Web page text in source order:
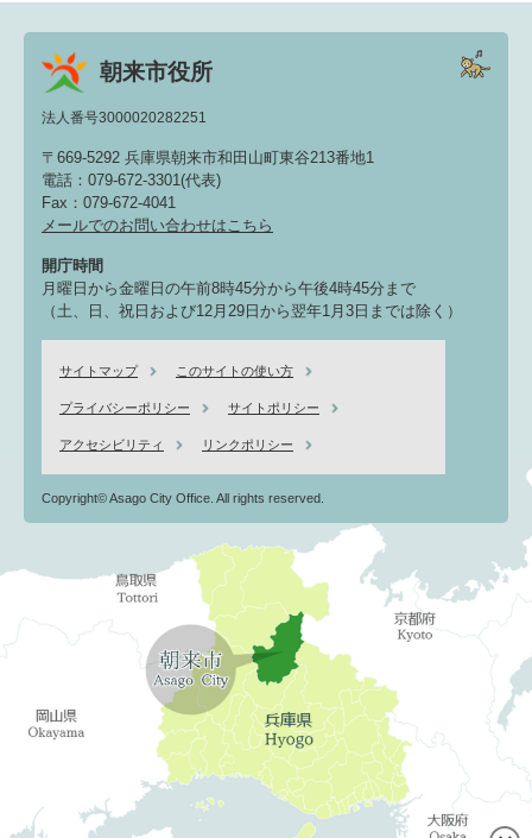
朝来市役所
法人番号3000020282251
〒669-5292 兵庫県朝来市和田山町東谷213番地1
電話：079-672-3301(代表)
Fax：079-672-4041
メールでのお問い合わせはこちら
開庁時間
月曜日から金曜日の午前8時45分から午後4時45分まで
（土、日、祝日および12月29日から翌年1月3日までは除く）
サイトマップ このサイトの使い方
プライバシーポリシー サイトポリシー
アクセシビリティ リンクポリシー
Copyright© Asago City Office. All rights reserved.